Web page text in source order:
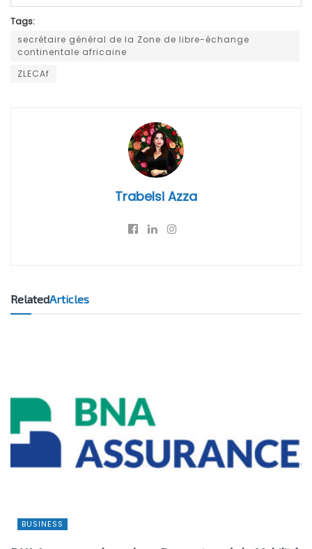
Tags:
secrétaire général de la Zone de libre-échange
continentale africaine
ZLECAf
Trabelsi Azza
RelatedArticles
BUSINESS